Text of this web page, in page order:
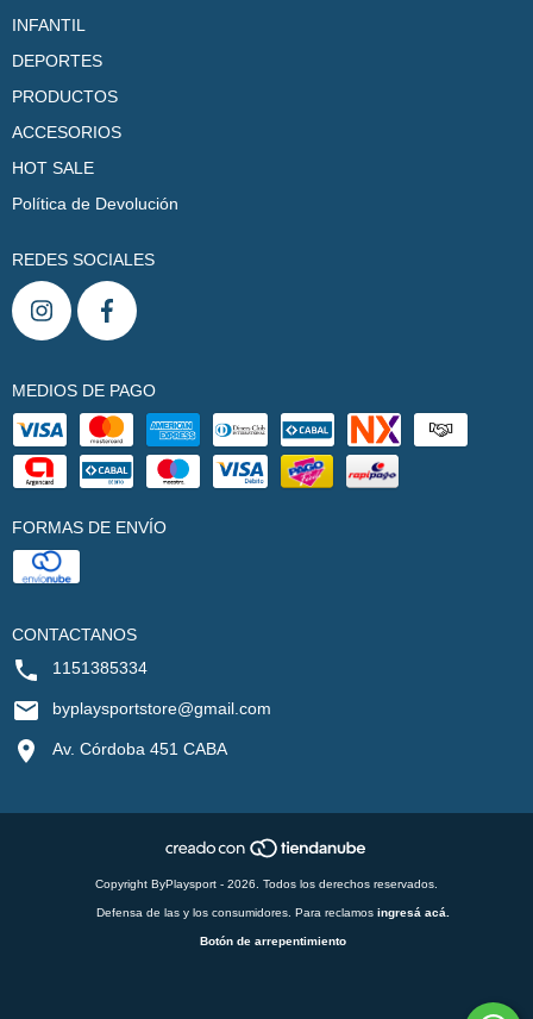
INFANTIL
DEPORTES
PRODUCTOS
ACCESORIOS
HOT SALE
Política de Devolución
REDES SOCIALES
MEDIOS DE PAGO
FORMAS DE ENVÍO
CONTACTANOS
1151385334
byplaysportstore@gmail.com
Av. Córdoba 451 CABA
Copyright ByPlaysport - 2026. Todos los derechos reservados.
Defensa de las y los consumidores. Para reclamos ingresá acá.
Botón de arrepentimiento